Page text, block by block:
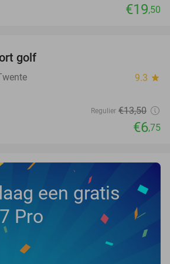
€19,50
golf
9.3 star
Regulier €13,50
€6,75
een gratis
Pro